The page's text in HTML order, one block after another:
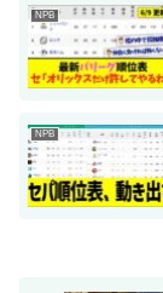
NPB
NPB